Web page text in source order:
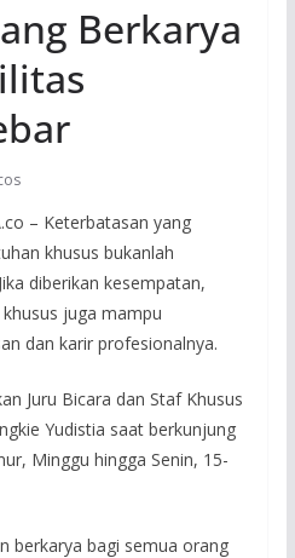
Berkarya
– Keterbatasan yang
khusus bukanlah
diberikan kesempatan,
juga mampu
dan karir profesionalnya.
Juru Bicara dan Staf Khusus
Yudistia saat berkunjung
Minggu hingga Senin, 15-
berkarya bagi semua orang